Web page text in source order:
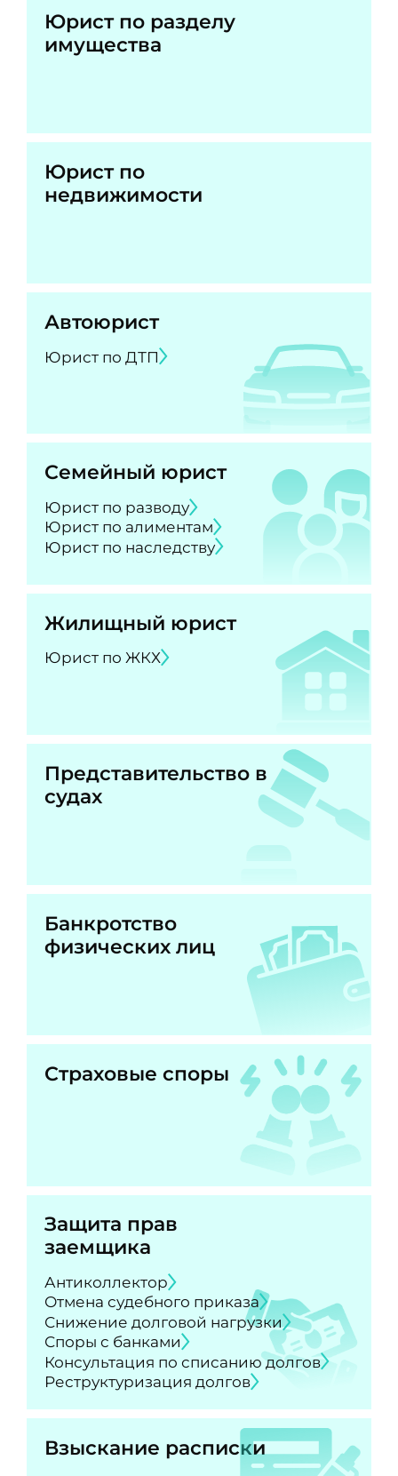
Юрист по разделу
имущества
Юрист по
недвижимости
Автоюрист
Юрист по ДТП
Семейный юрист
Юрист по разводу
Юрист по алиментам
Юрист по наследству
Жилищный юрист
Юрист по ЖКХ
Представительство в
судах
Банкротство
физических лиц
Страховые споры
Защита прав
заемщика
Антиколлектор
Отмена судебного приказа
Снижение долговой нагрузки
Споры с банками
Консультация по списанию долгов
Реструктуризация долгов
Взыскание расписки